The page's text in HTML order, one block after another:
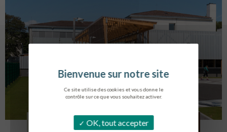
Ce site utilise des cookies et vous donne le
contrôle sur ce que vous souhaitez activer.
OK, tout accepter
COLLÈGE MONTMORENCY
BOURBONNE-LES-BAINS